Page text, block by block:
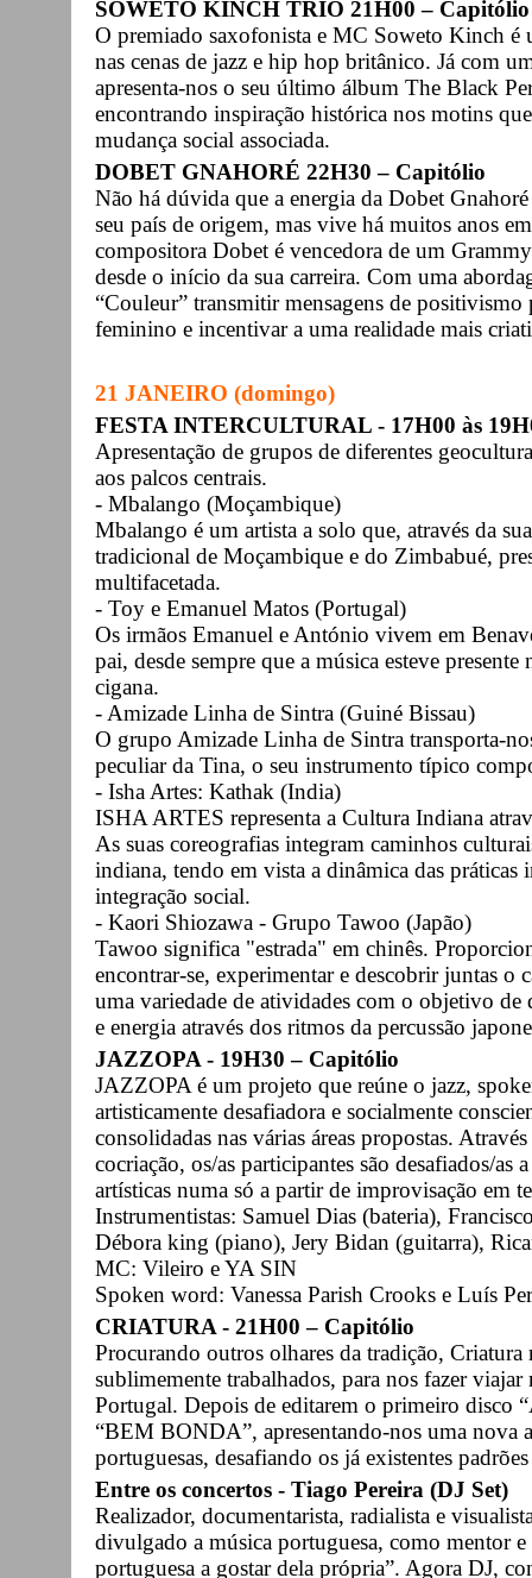
SOWETO KINCH TRIO 21H00 – Capitólio
O premiado saxofonista e MC Soweto Kinch é
nas cenas de jazz e hip hop britânico. Já com
apresenta-nos o seu último álbum The Black
encontrando inspiração histórica nos motins
mudança social associada.
DOBET GNAHORÉ 22H30 – Capitólio
Não há dúvida que a energia da Dobet
seu país de origem, mas vive há muitos anos
compositora Dobet é vencedora de um
desde o início da sua carreira. Com uma
“Couleur” transmitir mensagens de
feminino e incentivar a uma realidade mais
21 JANEIRO (domingo)
FESTA INTERCULTURAL - 17H00 às
Apresentação de grupos de diferentes
aos palcos centrais.
- Mbalango (Moçambique)
Mbalango é um artista a solo que, através da
tradicional de Moçambique e do Zimbabué,
multifacetada.
- Toy e Emanuel Matos (Portugal)
Os irmãos Emanuel e António vivem em
pai, desde sempre que a música esteve
cigana.
- Amizade Linha de Sintra (Guiné Bissau)
O grupo Amizade Linha de Sintra transporta-
peculiar da Tina, o seu instrumento típico
- Isha Artes: Kathak (India)
ISHA ARTES representa a Cultura Indiana
As suas coreografias integram caminhos
indiana, tendo em vista a dinâmica das práticas
integração social.
- Kaori Shiozawa - Grupo Tawoo (Japão)
Tawoo significa "estrada" em chinês.
encontrar-se, experimentar e descobrir juntas
uma variedade de atividades com o objetivo de
e energia através dos ritmos da percussão
JAZZOPA - 19H30 – Capitólio
JAZZOPA é um projeto que reúne o jazz,
artisticamente desafiadora e socialmente
consolidadas nas várias áreas propostas.
cocriação, os/as participantes são desafiados/as
artísticas numa só a partir de improvisação em
Instrumentistas: Samuel Dias (bateria),
Débora king (piano), Jery Bidan (guitarra),
MC: Vileiro e YA SIN
Spoken word: Vanessa Parish Crooks e Luís
CRIATURA - 21H00 – Capitólio
Procurando outros olhares da tradição,
sublimemente trabalhados, para nos fazer
Portugal. Depois de editarem o primeiro disco
“BEM BONDA”, apresentando-nos uma nova
portuguesas, desafiando os já existentes
Entre os concertos - Tiago Pereira (DJ Set)
Realizador, documentarista, radialista e
divulgado a música portuguesa, como mentor
portuguesa a gostar dela própria”. Agora DJ,